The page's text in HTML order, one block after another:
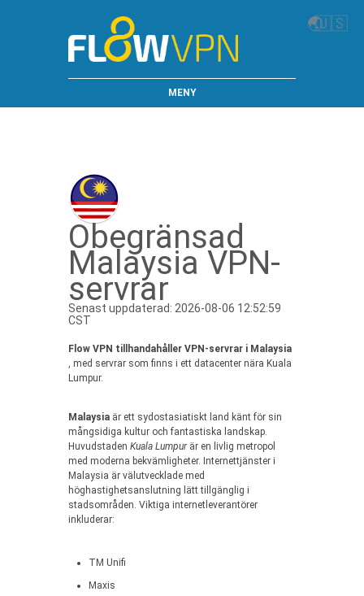
🌏🇺🇸
MENY
Obegränsad
Malaysia VPN-
servrar
Senast uppdaterad: 2026-08-06 12:52:59
CST
Flow VPN tillhandahåller VPN-servrar i Malaysia
, med servrar som finns i ett datacenter nära Kuala
Lumpur.
Malaysia är ett sydostasiatiskt land känt för sin
mångsidiga kultur och fantastiska landskap.
Huvudstaden Kuala Lumpurär en livlig metropol
med moderna bekvämligheter. Internettjänster i
Malaysia är välutvecklade med
höghastighetsanslutning lätt tillgänglig i
stadsområden. Viktiga internetleverantörer
inkluderar:
TM Unifi
Maxis